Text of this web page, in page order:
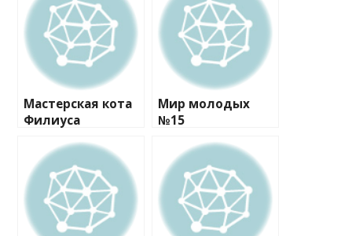
Мастерская кота
Филиуса
Мир молодых
№15